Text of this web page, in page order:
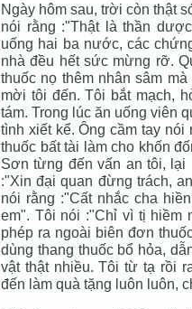
Ngày hôm sau, trời còn thật
nói rằng :"Thật là thần
uống hai ba nước, các
nhà đều hết sức mừng rỡ.
thuốc nọ thêm nhân sâm
mời tôi đến. Tôi bắt mạch,
tám. Trong lúc ăn uống viên
tình xiết kể. Ông cầm tay nói
thuốc bất tài làm cho khốn
Sơn từng đến vấn an tôi,
:"Xin đại quan đừng trách,
nói rằng :"Cất nhắc cha
em". Tôi nói :"Chỉ vì tị hiềm
phép ra ngoài biên đơn
dùng thang thuốc bổ hỏa,
vật thật nhiều. Tôi từ tạ rồi
đến làm quà tặng luôn luôn,